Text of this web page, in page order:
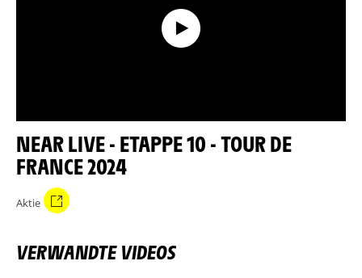
NEAR LIVE - ETAPPE 10 - TOUR DE
FRANCE 2024
Aktie
VERWANDTE VIDEOS